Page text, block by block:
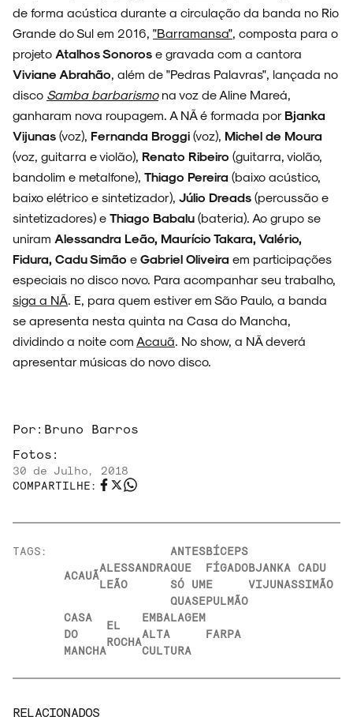
de forma acústica durante a circulação da banda no Rio
Grande do Sul em 2016, "Barramansa" , composta para o
projeto Atalhos Sonoros e gravada com a cantora
Viviane Abrahão , além de "Pedras Palavras", lançada no
disco Samba barbarismona voz de Aline Mareá,
ganharam nova roupagem. A NÃ é formada por Bjanka
Vijunas (voz), Fernanda Broggi (voz), Michel de Moura
(voz, guitarra e violão), Renato Ribeiro (guitarra, violão,
bandolim e metalfone), Thiago Pereira (baixo acústico,
baixo elétrico e sintetizador), Júlio Dreads (percussão e
sintetizadores) e Thiago Babalu (bateria). Ao grupo se
uniram Alessandra Leão, Maurício Takara, Valério,
Fidura, Cadu Simão e Gabriel Oliveira em participações
especiais no disco novo. Para acompanhar seu trabalho,
siga a NÃ . E, para quem estiver em São Paulo, a banda
se apresenta nesta quinta na Casa do Mancha,
dividindo a noite com Acauã . No show, a NÃ deverá
apresentar músicas do novo disco.
Por: Bruno Barros
Fotos:
30 de Julho, 2018
COMPARTILHE:
TAGS:
ACAUÃ
ALESSANDRA
LEÃO
ANTES
QUE
SÓ UM
QUASE
BÍCEPS
FÍGADO
E
PULMÃO
BJANKA
VIJUNAS
CADU
SIMÃO
CASA
DO
MANCHA
EL
ROCHA
EMBALAGEM
ALTA
CULTURA
FARPA
RELACIONADOS